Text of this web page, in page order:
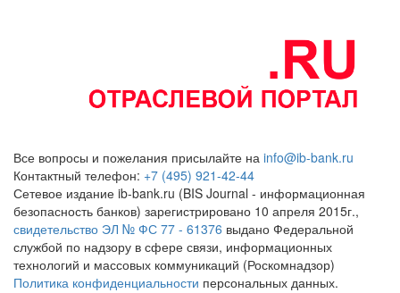
Все вопросы и пожелания присылайте на info@ib-bank.ru
Контактный телефон: +7 (495) 921-42-44
Сетевое издание ib-bank.ru (BIS Journal - информационная
безопасность банков) зарегистрировано 10 апреля 2015г.,
свидетельство ЭЛ № ФС 77 - 61376 выдано Федеральной
службой по надзору в сфере связи, информационных
технологий и массовых коммуникаций (Роскомнадзор)
Политика конфиденциальности персональных данных.